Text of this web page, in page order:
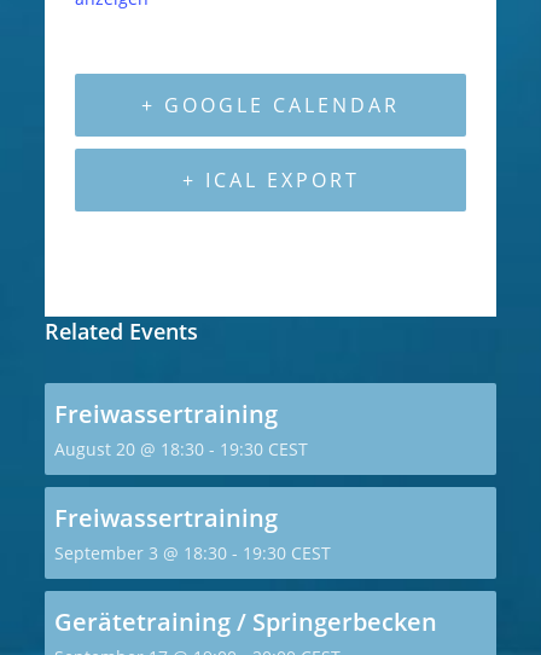
+ GOOGLE CALENDAR
+ ICAL EXPORT
Related Events
Freiwassertraining
August 20 @ 18:30 - 19:30 CEST
Freiwassertraining
September 3 @ 18:30 - 19:30 CEST
Gerätetraining / Springerbecken